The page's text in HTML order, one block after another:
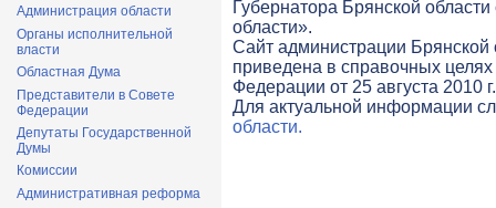
Администрация области
Органы исполнительной
власти
Областная Дума
Представители в Совете
Федерации
Депутаты Государственной
Думы
Комиссии
Административная реформа
Губернатора Брянской
области».
Cайт администрации
приведена в справочных целях
Федерации от 25 августа 2010
Для актуальной информации
области.